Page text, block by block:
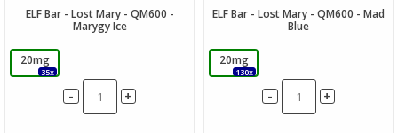
ELF Bar - Lost Mary - QM600 -
Marygy Ice
20mg
35x
- +
ELF Bar - Lost Mary - QM600 - Mad
Blue
20mg
130x
- +